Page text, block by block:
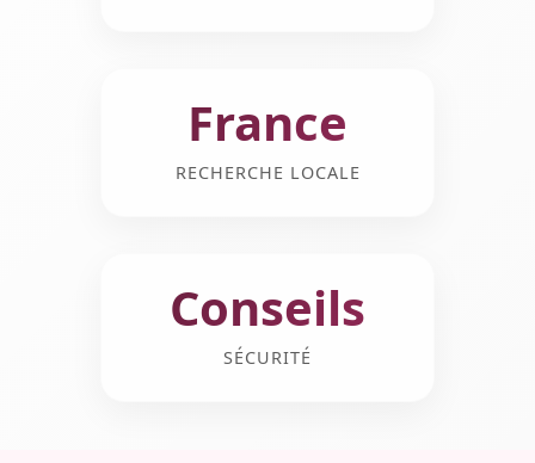
France
RECHERCHE LOCALE
Conseils
SÉCURITÉ